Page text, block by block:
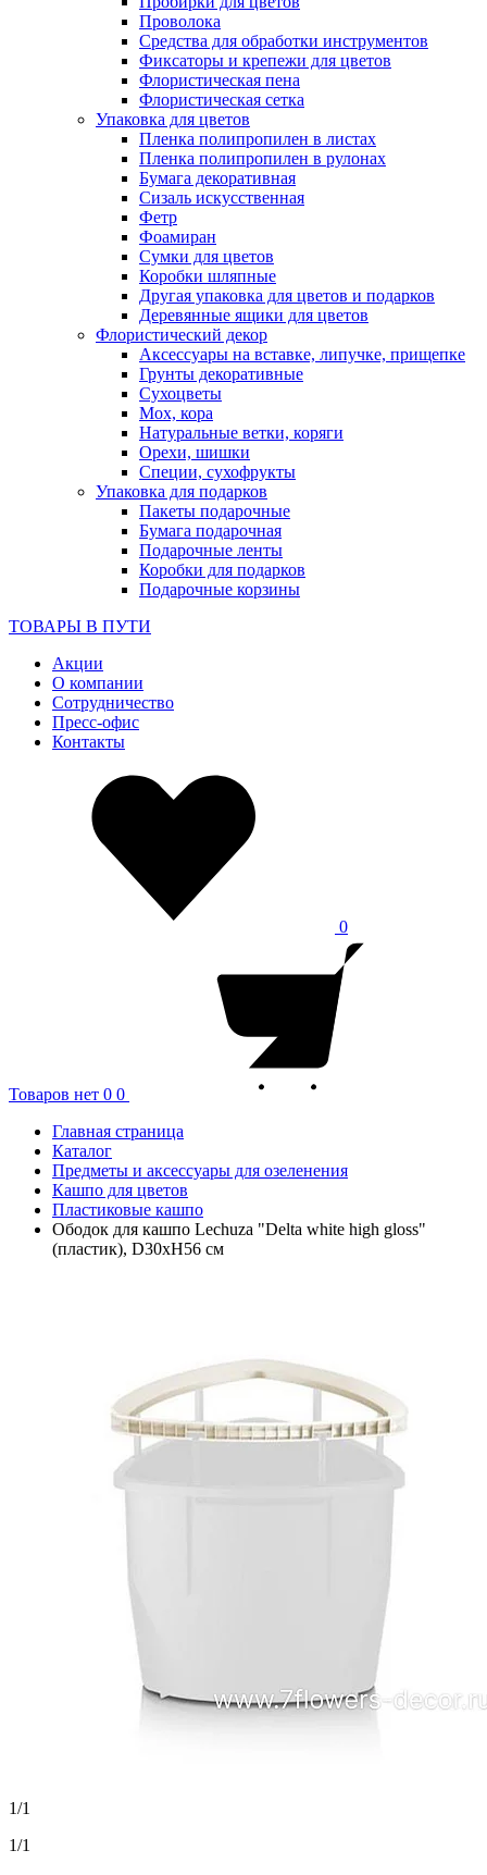
Проволока
Средства для обработки инструментов
Фиксаторы и крепежи для цветов
Флористическая пена
Флористическая сетка
Упаковка для цветов
Пленка полипропилен в листах
Пленка полипропилен в рулонах
Бумага декоративная
Сизаль искусственная
Фетр
Фоамиран
Сумки для цветов
Коробки шляпные
Другая упаковка для цветов и подарков
Деревянные ящики для цветов
Флористический декор
Аксессуары на вставке, липучке, прищепке
Грунты декоративные
Сухоцветы
Мох, кора
Натуральные ветки, коряги
Орехи, шишки
Специи, сухофрукты
Упаковка для подарков
Пакеты подарочные
Бумага подарочная
Подарочные ленты
Коробки для подарков
Подарочные корзины
ТОВАРЫ В ПУТИ
Акции
О компании
Сотрудничество
Пресс-офис
Контакты
0
Товаров нет 0 0
Главная страница
Каталог
Предметы и аксессуары для озеленения
Кашпо для цветов
Пластиковые кашпо
Ободок для кашпо Lechuza "Delta white high gloss"
(пластик), D30xH56 см
1/1
1/1